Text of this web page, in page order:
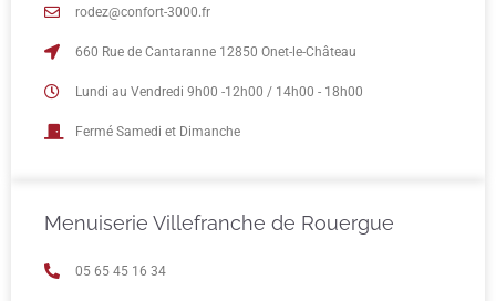
rodez@confort-3000.fr
660 Rue de Cantaranne 12850 Onet-le-Château
Lundi au Vendredi 9h00 -12h00 / 14h00 - 18h00
Fermé Samedi et Dimanche
Menuiserie Villefranche de Rouergue
05 65 45 16 34